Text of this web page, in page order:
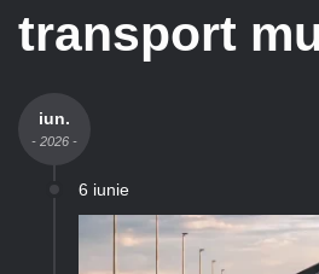
transport
iun.
- 2026 -
6 iunie